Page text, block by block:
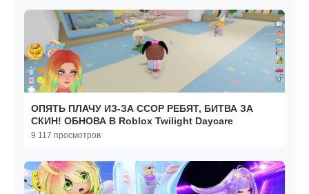
ОПЯТЬ ПЛАЧУ ИЗ-ЗА ССОР РЕБЯТ, БИТВА ЗА
СКИН! ОБНОВА В Roblox Twilight Daycare
9 117 просмотров